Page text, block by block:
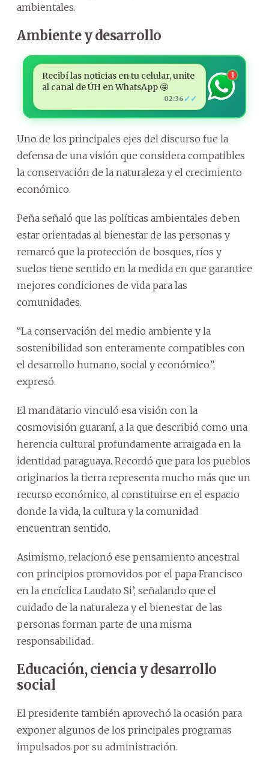
ambientales.
Ambiente y desarrollo
Recibí las noticias en tu celular, unite
al canal de ÚH en WhatsApp 🤩
02:36 ✓✓
1
Uno de los principales ejes del discurso fue la
defensa de una visión que considera compatibles
la conservación de la naturaleza y el crecimiento
económico.
Peña señaló que las políticas ambientales deben
estar orientadas al bienestar de las personas y
remarcó que la protección de bosques, ríos y
suelos tiene sentido en la medida en que garantice
mejores condiciones de vida para las
comunidades.
“La conservación del medio ambiente y la
sostenibilidad son enteramente compatibles con
el desarrollo humano, social y económico”,
expresó.
El mandatario vinculó esa visión con la
cosmovisión guaraní, a la que describió como una
herencia cultural profundamente arraigada en la
identidad paraguaya. Recordó que para los pueblos
originarios la tierra representa mucho más que un
recurso económico, al constituirse en el espacio
donde la vida, la cultura y la comunidad
encuentran sentido.
Asimismo, relacionó ese pensamiento ancestral
con principios promovidos por el papa Francisco
en la encíclica Laudato Si’, señalando que el
cuidado de la naturaleza y el bienestar de las
personas forman parte de una misma
responsabilidad.
Educación, ciencia y desarrollo
social
El presidente también aprovechó la ocasión para
exponer algunos de los principales programas
impulsados por su administración.